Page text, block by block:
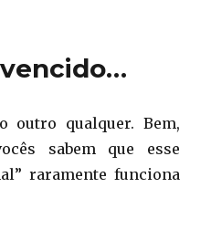
outro qualquer. Bem,
sabem que esse
raramente funciona